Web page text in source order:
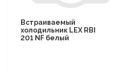
Встраиваемый
холодильник LEX RBI
201 NF белый